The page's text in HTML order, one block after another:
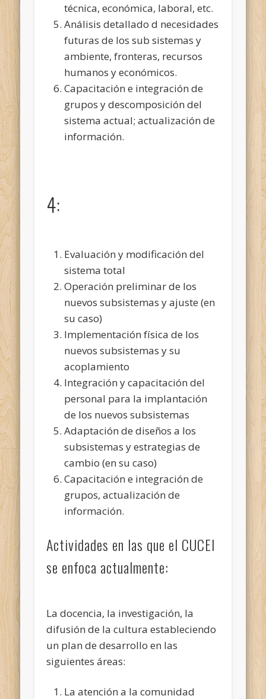
técnica, económica, laboral, etc.
Análisis detallado d necesidades
futuras de los sub sistemas y
ambiente, fronteras, recursos
humanos y económicos.
Capacitación e integración de
grupos y descomposición del
sistema actual; actualización de
información.
4:
Evaluación y modificación del
sistema total
Operación preliminar de los
nuevos subsistemas y ajuste (en
su caso)
Implementación física de los
nuevos subsistemas y su
acoplamiento
Integración y capacitación del
personal para la implantación
de los nuevos subsistemas
Adaptación de diseños a los
subsistemas y estrategias de
cambio (en su caso)
Capacitación e integración de
grupos, actualización de
información.
Actividades en las que el CUCEI
se enfoca actualmente:
La docencia, la investigación, la
difusión de la cultura estableciendo
un plan de desarrollo en las
siguientes áreas:
La atención a la comunidad